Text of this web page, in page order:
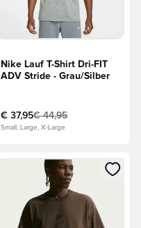
Nike Lauf T-Shirt Dri-FIT
ADV Stride - Grau/Silber
€ 37,95€ 44,95
Small, Large, X-Large
oder Registrieren als
Öffnet ein Fenster zum